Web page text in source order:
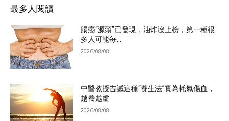
最多人閱讀
腸癌“源頭”已發現，油炸沒上榜，第一種很
多人可能每...
2026/08/08
中醫教授告誡這種“養生法”實為耗氣傷血，
越養越虛
2026/08/08